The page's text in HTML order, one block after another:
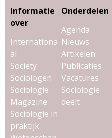
Informatie
over
Internationa
al
Society
Sociologen
Sociologie
Magazine
Sociologie in
praktijk
Onderdelen
Agenda
Nieuws
Artikelen
Publicaties
Vacatures
Sociologie
deelt